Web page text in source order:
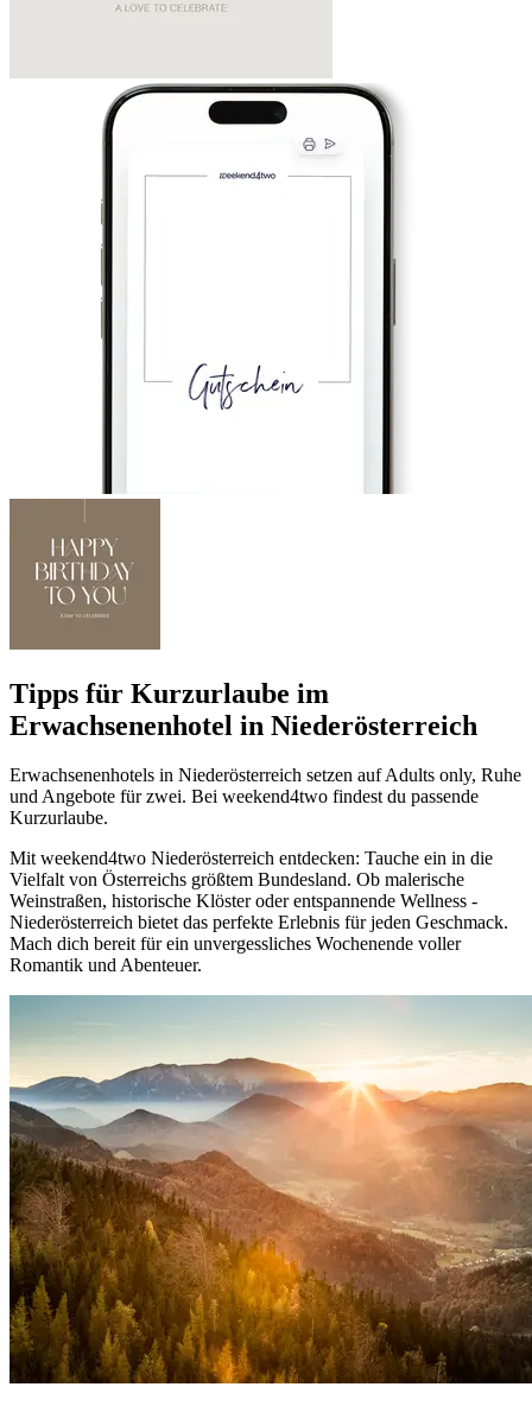
Tipps für Kurzurlaube im
Erwachsenenhotel in Niederösterreich
Erwachsenenhotels in Niederösterreich setzen auf Adults only, Ruhe
und Angebote für zwei. Bei weekend4two findest du passende
Kurzurlaube.
Mit weekend4two Niederösterreich entdecken: Tauche ein in die
Vielfalt von Österreichs größtem Bundesland. Ob malerische
Weinstraßen, historische Klöster oder entspannende Wellness -
Niederösterreich bietet das perfekte Erlebnis für jeden Geschmack.
Mach dich bereit für ein unvergessliches Wochenende voller
Romantik und Abenteuer.